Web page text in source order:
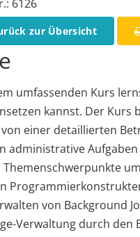
6126
zur Übersicht
umfassenden Kurs
kannst. Der
einer detaillierten
administrative
Themenschwerpunkte
von Background
Verwaltung durch den